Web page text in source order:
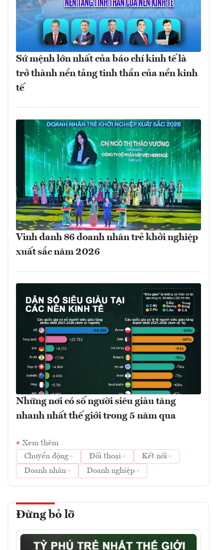
Sứ mệnh lớn nhất của báo chí kinh tế là
trở thành nền tảng tinh thần của nền kinh
tế
Vinh danh 86 doanh nhân trẻ khởi nghiệp
xuất sắc năm 2026
Những nơi có số người siêu giàu tăng
nhanh nhất thế giới trong 5 năm qua
Xem thêm
Chuyển động
Đối thoại
Kết nối
Doanh nhân
Doanh nghiệp
Đừng bỏ lỡ